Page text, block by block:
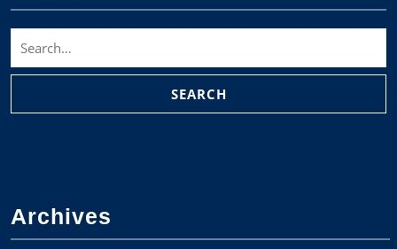
for:
Archives